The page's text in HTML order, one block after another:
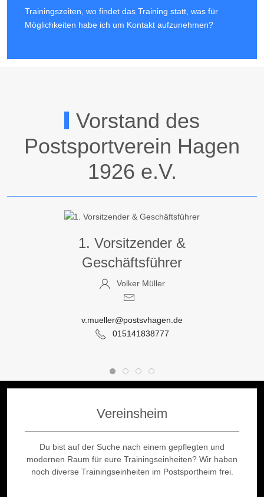
Trainingszeiten, wo findet das Training statt, was für
Möglichkeiten habe ich um Kontakt aufzunehmen?
Vorstand des
Postsportverein Hagen
1926 e.V.
1. Vorsitzender &
Geschäftsführer
Volker Müller
v.mueller@postsvhagen.de
015141838777
Vereinsheim
Du bist auf der Suche nach einem gepflegten und
modernen Raum für eure Trainingseinheiten? Wir haben
noch diverse Trainingseinheiten im Postsportheim frei.